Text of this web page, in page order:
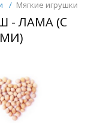
/ Мягкие игрушки
- ЛАМА (С